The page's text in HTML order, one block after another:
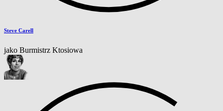
Steve Carell
jako Burmistrz Ktosiowa